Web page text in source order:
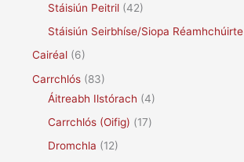
Stáisiún Peitril (42)
Stáisiún Seirbhíse/Siopa Réamhchúirte
Cairéal (6)
Carrchlós (83)
Áitreabh Ilstórach (4)
Carrchlós (Oifig) (17)
Dromchla (12)